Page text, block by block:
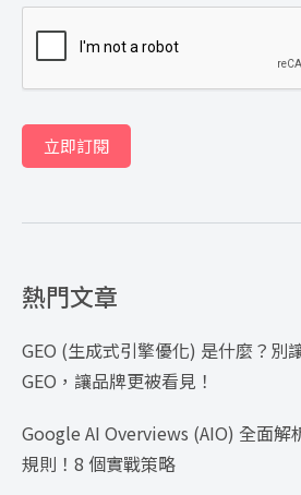
立即訂閱
熱門文章
GEO (生成式引擎優化) 是什麼？別
GEO，讓品牌更被看見！
Google AI Overviews (AIO) 全面解
規則！8 個實戰策略